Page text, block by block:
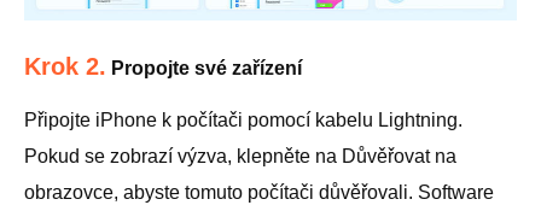
Krok 2. Propojte své zařízení
Připojte iPhone k počítači pomocí kabelu Lightning.
Pokud se zobrazí výzva, klepněte na Důvěřovat na
obrazovce, abyste tomuto počítači důvěřovali. Software